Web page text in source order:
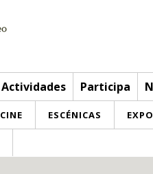
Actividades Participa
CINE ESCÉNICAS